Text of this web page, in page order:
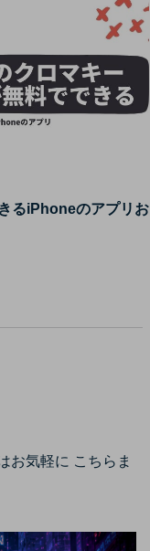
るiPhoneのアプリお
お気軽に こちらま